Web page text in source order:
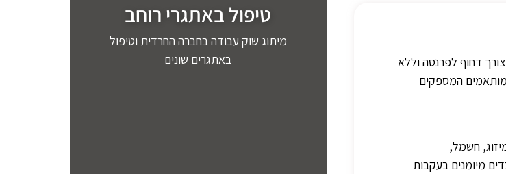
דחוף לפרנסה וללא
המספקים
חשמל,
מיומנים בעקבות
טיפול באתגרי רוחב
מיתוג שוק עבודה בחברה החרדית וטיפול
באתגרים שונים